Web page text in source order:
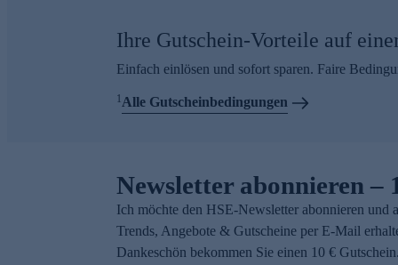
Ihre Gutschein-Vorteile auf
Einfach einlösen und sofort sparen. Faire
1Alle Gutscheinbedingungen
Newsletter abonnieren –
Ich möchte den HSE-Newsletter abonnieren und
Trends, Angebote & Gutscheine per E-Mail
Dankeschön bekommen Sie einen 10 €